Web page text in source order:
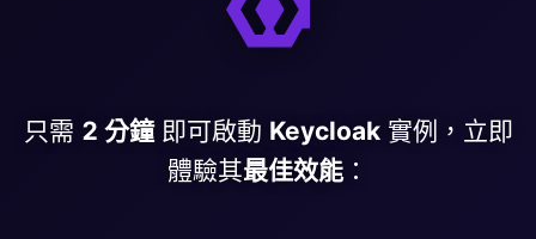
只需 2 分鐘即可啟動 Keycloak實例，立即
體驗其最佳效能：